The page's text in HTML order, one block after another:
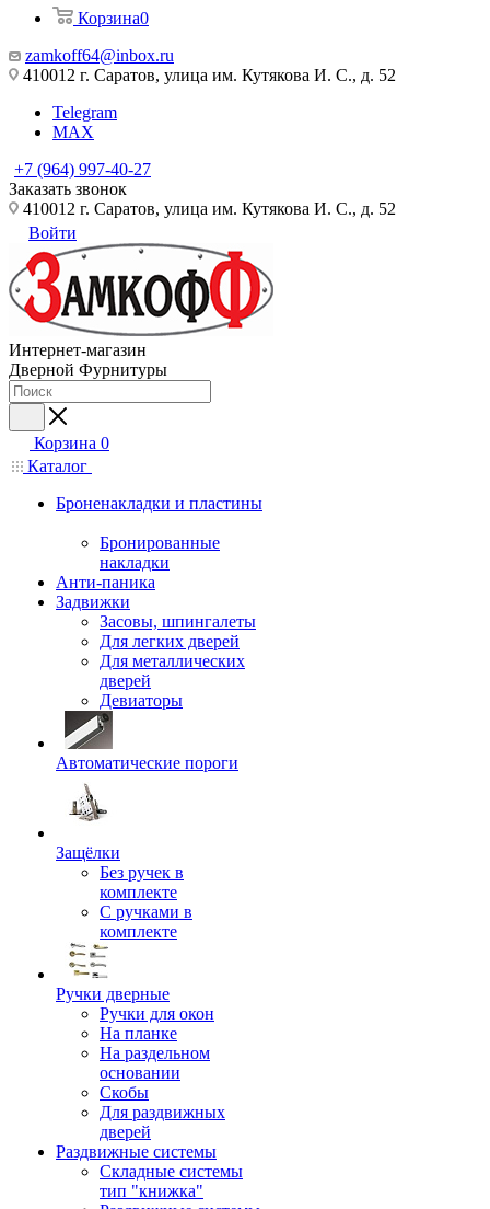
Корзина0
zamkoff64@inbox.ru
410012 г. Саратов, улица им. Кутякова И. С., д. 52
Telegram
MAX
+7 (964) 997-40-27
Заказать звонок
410012 г. Саратов, улица им. Кутякова И. С., д. 52
Войти
Интернет-магазин
Дверной Фурнитуры
Корзина 0
Каталог
Броненакладки и пластины
Бронированные
накладки
Анти-паника
Задвижки
Засовы, шпингалеты
Для легких дверей
Для металлических
дверей
Девиаторы
Автоматические пороги
Защёлки
Без ручек в
комплекте
С ручками в
комплекте
Ручки дверные
Ручки для окон
На планке
На раздельном
основании
Скобы
Для раздвижных
дверей
Раздвижные системы
Складные системы
тип "книжка"